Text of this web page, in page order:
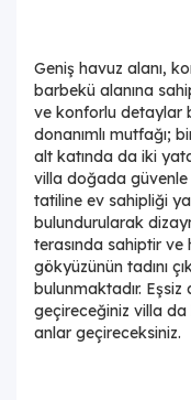
Geniş havuz alanı,
barbekü alanına
ve konforlu detaylar
donanımlı mutfağı;
alt katında da iki
villa doğada güvenle
tatiline ev sahipliği
bulundurularak
terasında sahiptir ve
gökyüzünün tadını
bulunmaktadır.
geçireceğiniz villa
anlar geçireceksiniz.